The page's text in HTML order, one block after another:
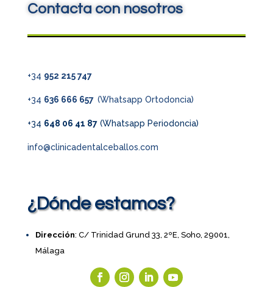
Contacta con nosotros
+34 952 215 747
+34 636 666 657 (Whatsapp Ortodoncia)
+34 648 06 41 87(Whatsapp Periodoncia)
info@clinicadentalceballos.com
¿Dónde estamos?
Dirección: C/ Trinidad Grund 33, 2ºE, Soho, 29001,
Málaga